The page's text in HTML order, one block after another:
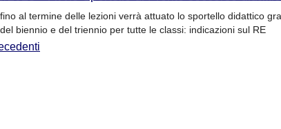
al termine delle lezioni verrà attuato lo sportello didattico
biennio e del triennio per tutte le classi: indicazioni sul RE